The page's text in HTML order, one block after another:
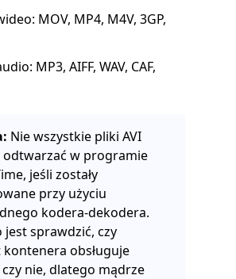
MOV, MP4, M4V, 3GP,
MP3, AIFF, WAV, CAF,
Nie wszystkie pliki AVI
odtwarzać w programie
jeśli zostały
przy użyciu
kodera-dekodera.
jest sprawdzić, czy
obsługuje
nie, dlatego mądrze